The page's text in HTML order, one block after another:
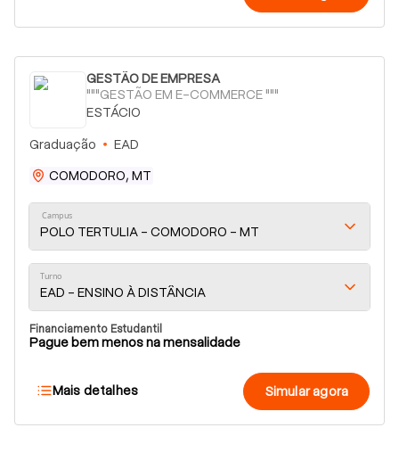
GESTÃO DE EMPRESA
"""GESTÃO EM E-COMMERCE """
ESTÁCIO
Graduação EAD
COMODORO, MT
Campus
POLO TERTULIA - COMODORO - MT
Turno
EAD - ENSINO À DISTÂNCIA
Financiamento Estudantil
Pague bem menos na mensalidade
Mais detalhes Simular agora